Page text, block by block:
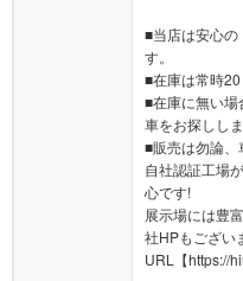
■当店は安心
す。
■在庫は常時20
■在庫に無い場
車をお探しし
■販売は勿論
自社認証工場
心です!
展示場には豊
社HPもござい
URL【https://